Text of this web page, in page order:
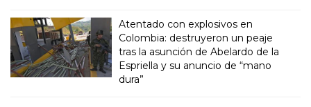
Atentado con explosivos en
Colombia: destruyeron un peaje
tras la asunción de Abelardo de la
Espriella y su anuncio de “mano
dura”